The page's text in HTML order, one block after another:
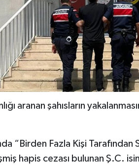
aranan şahısların
“Birden Fazla Kişi Tarafından
hapis cezası bulunan Ş.C.